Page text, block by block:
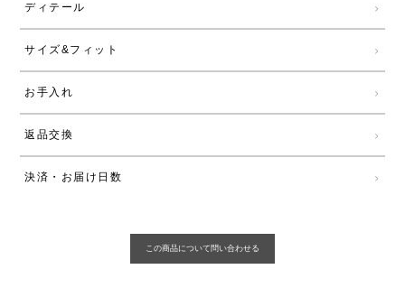
ディテール
サイズ&フィット
お手入れ
返品交換
決済・お届け日数